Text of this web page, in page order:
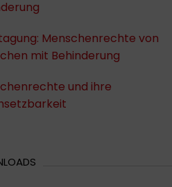
Menschenrechte von
mit Behinderung
und ihre